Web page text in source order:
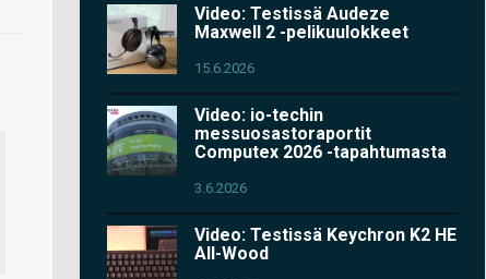
Video: Testissä Audeze
Maxwell 2 -pelikuulokkeet
15.6.2026
Video: io-techin
messuosastoraportit
Computex 2026 -tapahtumasta
3.6.2026
Video: Testissä Keychron K2 HE
All-Wood